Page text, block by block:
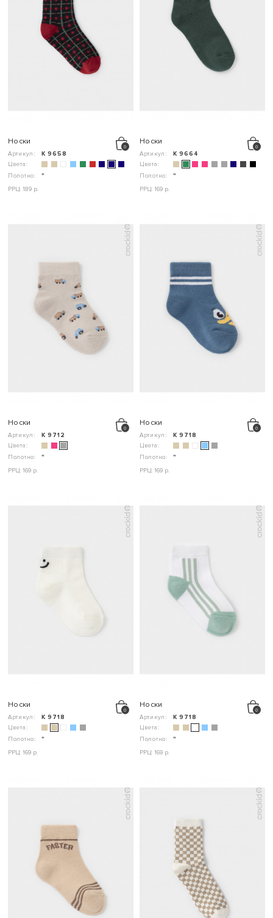
Носки
Артикул:
К 9658
Цвета:
Полотно:
"
РРЦ: 189 р.
Носки
Артикул:
К 9664
Цвета:
Полотно:
"
РРЦ: 169 р.
Носки
Артикул:
К 9712
Цвета:
Полотно:
"
РРЦ: 169 р.
Носки
Артикул:
К 9718
Цвета:
Полотно:
"
РРЦ: 169 р.
Носки
Артикул:
К 9718
Цвета:
Полотно:
"
РРЦ: 169 р.
Носки
Артикул:
К 9718
Цвета:
Полотно:
"
РРЦ: 169 р.